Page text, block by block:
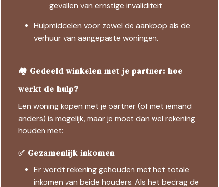
gevallen van ernstige invaliditeit
Hulpmiddelen voor zowel de aankoop als de
verhuur van aangepaste woningen.
🏘️ Gedeeld winkelen met je partner: hoe
werkt de hulp?
Een woning kopen met je partner (of met iemand
anders) is mogelijk, maar je moet dan wel rekening
houden met:
✅ Gezamenlijk inkomen
Er wordt rekening gehouden met het totale
inkomen van beide houders. Als het bedrag de